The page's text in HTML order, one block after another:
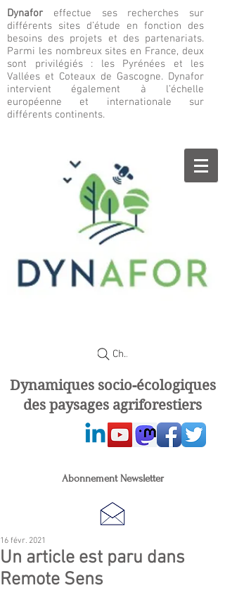
Dynafor effectue ses recherches sur
différents sites d’étude en fonction des
besoins des projets et des partenariats.
Parmi les nombreux sites en France, deux
sont privilégiés : les Pyrénées et les
Vallées et Coteaux de Gascogne. Dynafor
intervient également à l’échelle
européenne et internationale sur
différents continents.
Chercher
Dynamiques socio-écologiques
des paysages agriforestiers
Abonnement Newsletter
Un article est paru dans
Remote Sens
16 févr. 2021